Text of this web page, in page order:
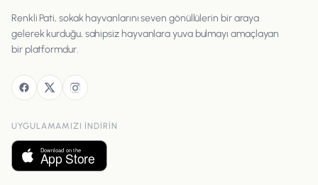
Renkli Pati, sokak hayvanlarını seven gönüllülerin bir araya
gelerek kurduğu, sahipsiz hayvanlara yuva bulmayı amaçlayan
bir platformdur.
UYGULAMAMIZI INDIRIN